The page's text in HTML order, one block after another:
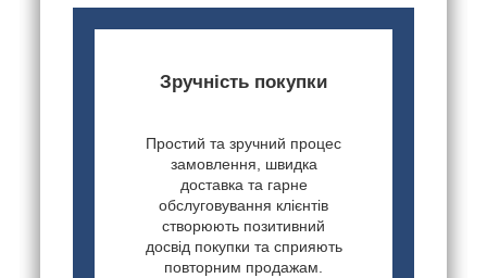
Зручність покупки
Простий та зручний процес
замовлення, швидка
доставка та гарне
обслуговування клієнтів
створюють позитивний
досвід покупки та сприяють
повторним продажам.